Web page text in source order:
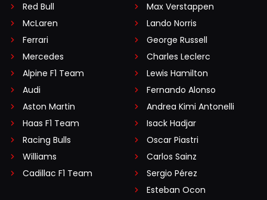
Red Bull
McLaren
Ferrari
Mercedes
Alpine F1 Team
Audi
Aston Martin
Haas F1 Team
Racing Bulls
Williams
Cadillac F1 Team
Max Verstappen
Lando Norris
George Russell
Charles Leclerc
Lewis Hamilton
Fernando Alonso
Andrea Kimi Antonelli
Isack Hadjar
Oscar Piastri
Carlos Sainz
Sergio Pérez
Esteban Ocon